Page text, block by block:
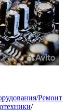
/Ремонт
/